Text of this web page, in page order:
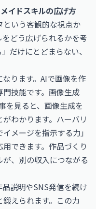
イドスキルの広げ方
いう客観的な視点か
どう広げられるかを考
だけにとどまらない、
ります。AIで画像を作
技能です。 画像生成
を見ると、画像生成を
わかります。ハーバリ
メージを指示する力」
できます。作品づくり
、別の収入につながる
説明やSNS発信を続け
えられます。この力